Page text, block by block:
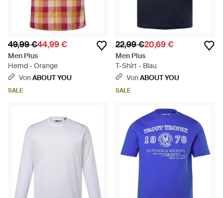
49,99 €44,99 €
Men Plus
Hemd - Orange
VonABOUT YOU
SALE
22,99 €20,69 €
Men Plus
T-Shirt - Blau
VonABOUT YOU
SALE